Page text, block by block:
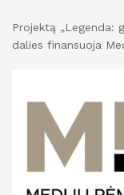
Projektą „Legenda:
dalies finansuoja